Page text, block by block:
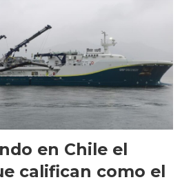
en Chile el
califican como el